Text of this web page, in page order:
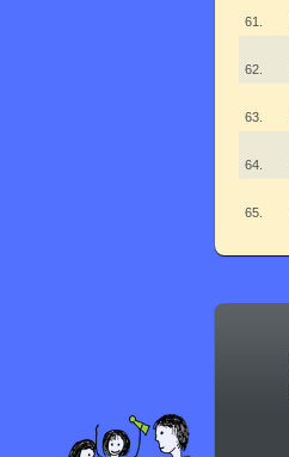
61.
62.
63.
64.
65.